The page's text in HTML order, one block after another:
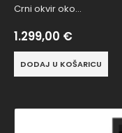
Crni okvir oko…
1.299,00 €
DODAJ U KOŠARICU